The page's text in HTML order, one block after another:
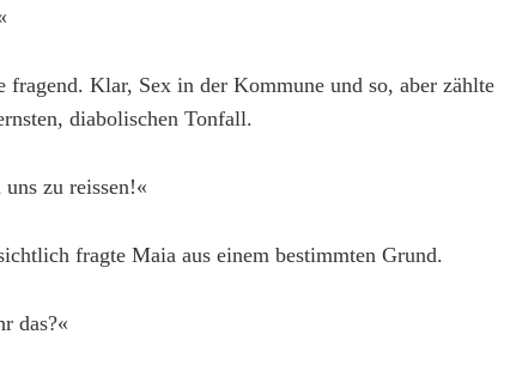
fragend. Klar, Sex in der Kommune und so, aber zählte
diabolischen Tonfall.
zu reissen!«
fragte Maia aus einem bestimmten Grund.
das?«